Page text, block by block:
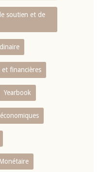
soutien et de
financières
Yearbook